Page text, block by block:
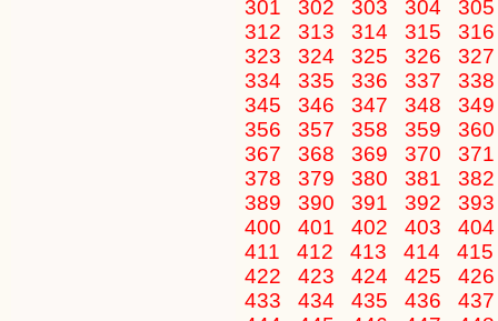
301
302 303 304
312
313 314 315
323
324 325 326
334
335 336 337
345
346 347 348
356
357 358 359
367
368 369 370
378
379 380 381
389
390 391 392
400
401 402 403
411
412 413 414
415
422
423 424 425
433
434 435 436